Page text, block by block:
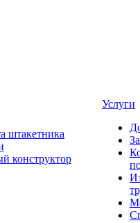
штакетника
конструктор
Услуги